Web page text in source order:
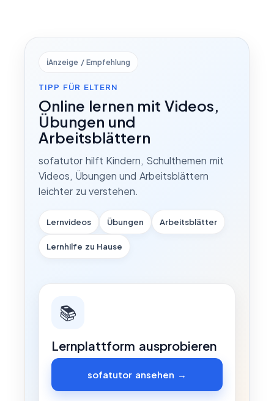
ℹ️Anzeige / Empfehlung
TIPP FÜR ELTERN
Online lernen mit Videos,
Übungen und
Arbeitsblättern
sofatutor hilft Kindern, Schulthemen mit
Videos, Übungen und Arbeitsblättern
leichter zu verstehen.
Lernvideos Übungen Arbeitsblätter
Lernhilfe zu Hause
📚
Lernplattform ausprobieren
sofatutor ansehen →